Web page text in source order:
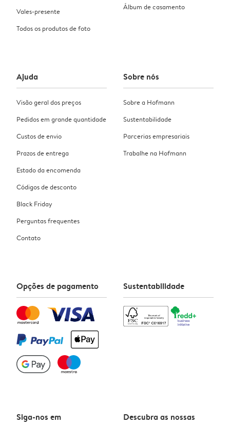
Vales-presente
Todos os produtos de foto
Álbum de casamento
Ajuda
Visão geral dos preços
Pedidos em grande quantidade
Custos de envio
Prazos de entrega
Estado da encomenda
Códigos de desconto
Black Friday
Perguntas frequentes
Contato
Sobre nós
Sobre a Hofmann
Sustentabilidade
Parcerias empresariais
Trabalhe na Hofmann
Opções de pagamento Sustentabilidade
Siga-nos em
Descubra as nossas